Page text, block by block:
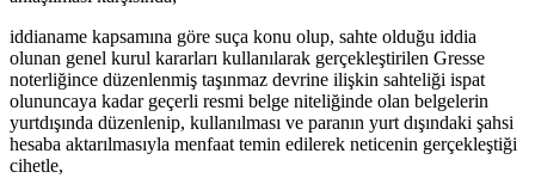
iddianame kapsamına göre suça konu olup, sahte olduğu iddia
olunan genel kurul kararları kullanılarak gerçekleştirilen Gresse
noterliğince düzenlenmiş taşınmaz devrine ilişkin sahteliği ispat
olununcaya kadar geçerli resmi belge niteliğinde olan belgelerin
yurtdışında düzenlenip, kullanılması ve paranın yurt dışındaki şahsi
hesaba aktarılmasıyla menfaat temin edilerek neticenin gerçekleştiği
cihetle,